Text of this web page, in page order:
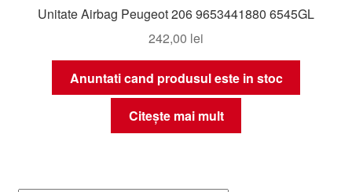
Unitate Airbag Peugeot 206 9653441880 6545GL
242,00 lei
Anuntati cand produsul este in stoc
Citește mai mult